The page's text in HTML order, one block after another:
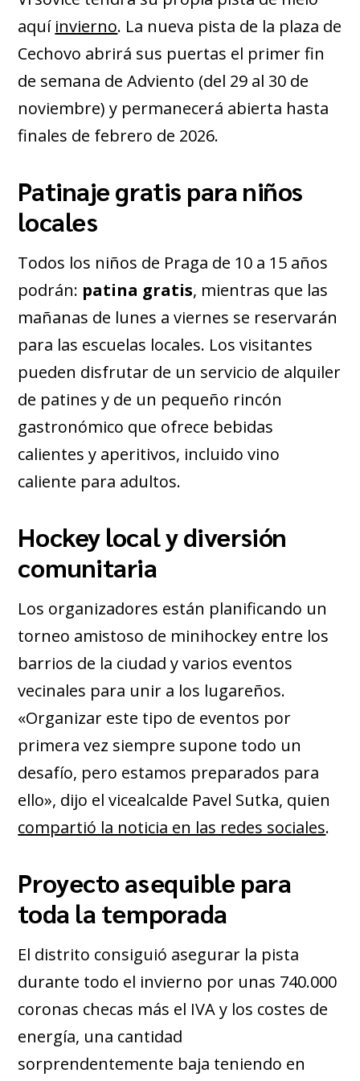
aquí invierno. La nueva pista de la plaza de
Cechovo abrirá sus puertas el primer fin
de semana de Adviento (del 29 al 30 de
noviembre) y permanecerá abierta hasta
finales de febrero de 2026.
Patinaje gratis para niños
locales
Todos los niños de Praga de 10 a 15 años
podrán: patina gratis, mientras que las
mañanas de lunes a viernes se reservarán
para las escuelas locales. Los visitantes
pueden disfrutar de un servicio de alquiler
de patines y de un pequeño rincón
gastronómico que ofrece bebidas
calientes y aperitivos, incluido vino
caliente para adultos.
Hockey local y diversión
comunitaria
Los organizadores están planificando un
torneo amistoso de minihockey entre los
barrios de la ciudad y varios eventos
vecinales para unir a los lugareños.
«Organizar este tipo de eventos por
primera vez siempre supone todo un
desafío, pero estamos preparados para
ello», dijo el vicealcalde Pavel Sutka, quien
compartió la noticia en las redes sociales.
Proyecto asequible para
toda la temporada
El distrito consiguió asegurar la pista
durante todo el invierno por unas 740.000
coronas checas más el IVA y los costes de
energía, una cantidad
sorprendentemente baja teniendo en